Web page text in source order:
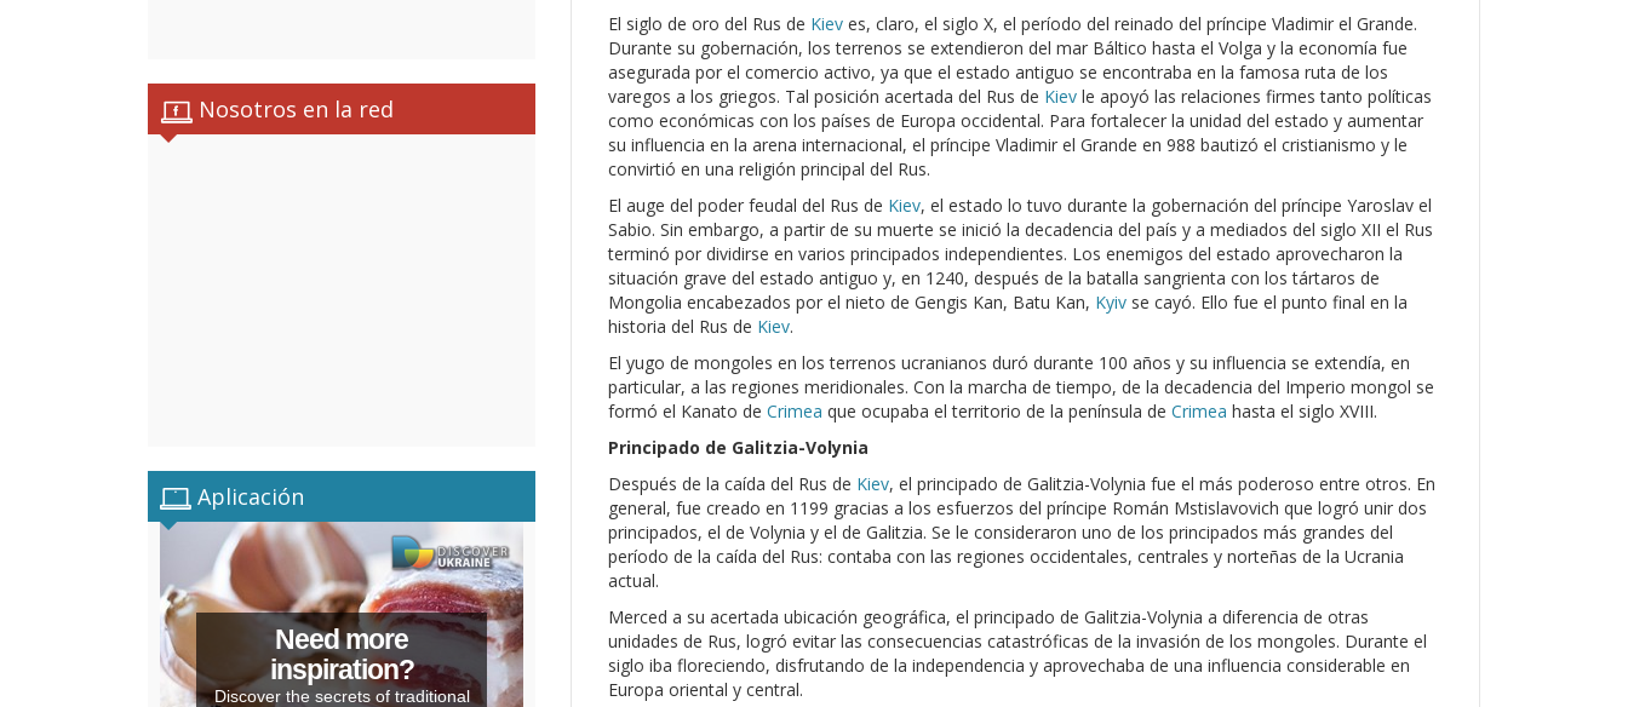
Nosotros en la red
Aplicación
Need more
inspiration?
Discover the secrets of traditional
El siglo de oro del Rus de Kiev es, claro, el siglo X, el período del reinado del príncipe Vladimir el Grande.
Durante su gobernación, los terrenos se extendieron del mar Báltico hasta el Volga y la economía fue
asegurada por el comercio activo, ya que el estado antiguo se encontraba en la famosa ruta de los
varegos a los griegos. Tal posición acertada del Rus de Kiev le apoyó las relaciones firmes tanto políticas
como económicas con los países de Europa occidental. Para fortalecer la unidad del estado y aumentar
su influencia en la arena internacional, el príncipe Vladimir el Grande en 988 bautizó el cristianismo y le
convirtió en una religión principal del Rus.
El auge del poder feudal del Rus de Kiev, el estado lo tuvo durante la gobernación del príncipe Yaroslav el
Sabio. Sin embargo, a partir de su muerte se inició la decadencia del país y a mediados del siglo XII el Rus
terminó por dividirse en varios principados independientes. Los enemigos del estado aprovecharon la
situación grave del estado antiguo y, en 1240, después de la batalla sangrienta con los tártaros de
Mongolia encabezados por el nieto de Gengis Kan, Batu Kan, Kyiv se cayó. Ello fue el punto final en la
historia del Rus de Kiev.
El yugo de mongoles en los terrenos ucranianos duró durante 100 años y su influencia se extendía, en
particular, a las regiones meridionales. Con la marcha de tiempo, de la decadencia del Imperio mongol se
formó el Kanato de Crimea que ocupaba el territorio de la península de Crimea hasta el siglo XVIII.
Principado de Galitzia-Volynia
Después de la caída del Rus de Kiev, el principado de Galitzia-Volynia fue el más poderoso entre otros. En
general, fue creado en 1199 gracias a los esfuerzos del príncipe Román Mstislavovich que logró unir dos
principados, el de Volynia y el de Galitzia. Se le consideraron uno de los principados más grandes del
período de la caída del Rus: contaba con las regiones occidentales, centrales y norteñas de la Ucrania
actual.
Merced a su acertada ubicación geográfica, el principado de Galitzia-Volynia a diferencia de otras
unidades de Rus, logró evitar las consecuencias catastróficas de la invasión de los mongoles. Durante el
siglo iba floreciendo, disfrutando de la independencia y aprovechaba de una influencia considerable en
Europa oriental y central.